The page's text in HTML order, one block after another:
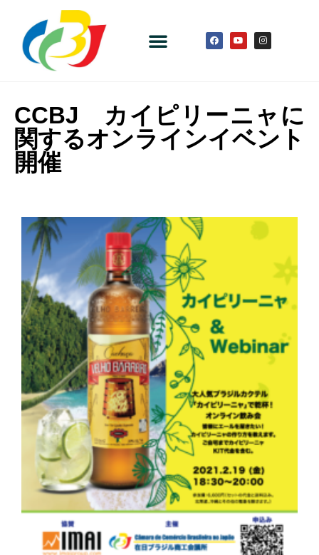
CCBJ カイピリーニャに
関するオンラインイベント
開催